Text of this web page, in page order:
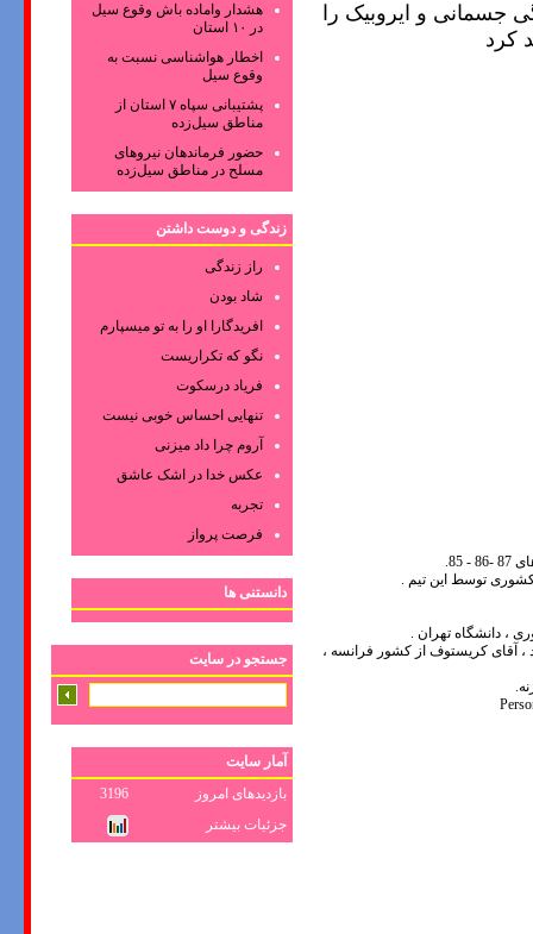
جسمانی و ایروبیک را
کرد
، دانشگاه تهران .
، آقای کریستوف از کشور فرانسه ،
هشدار واماده باش وقوع سیل
در ۱۰ استان
اخطار هواشناسی نسبت به
وقوع سیل
پشتیبانی سپاه ۷ استان از
مناطق سیل‌زده
حضور فرماندهان نیروهای
مسلح در مناطق سیل‌زده
زندگی و دوست داشتن
راز زندگی
شاد بودن
افریدگارا او را به تو میسپارم
نگو که تکراریست
فریاد درسکوت
تنهایی احساس خوبی نیست
آروم چرا داد میزنی
عکس‌ خدا در اشک‌ عاشق‌
تجربه
فرصت پرواز
دانستنی ها
جستجو در سایت
آمار سایت
بازدیدهای امروز
3196
جزئیات بیشتر